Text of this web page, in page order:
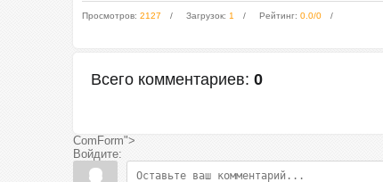
Просмотров: 2127 Загрузок: 1 Рейтинг: 0.0/0
Всего комментариев: 0
ComForm">
Войдите: